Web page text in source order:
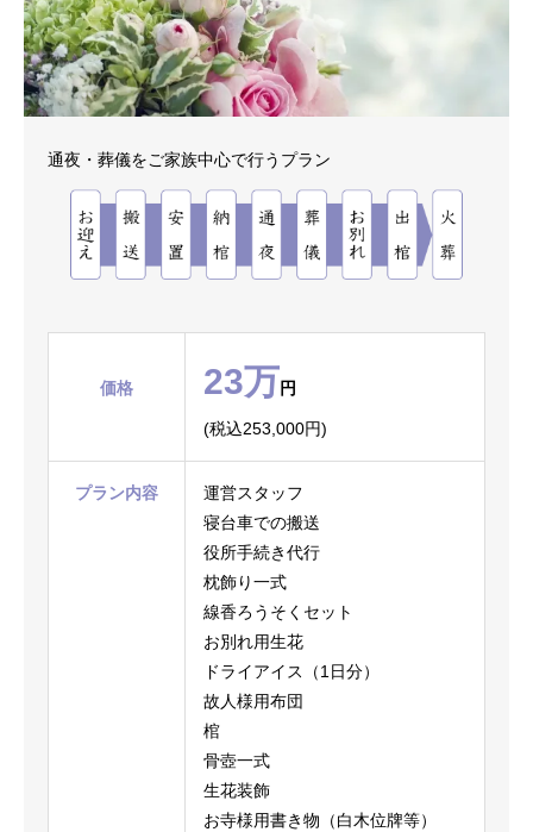
通夜・葬儀をご家族中心で行うプラン
価格 23万円
(税込253,000円)
プラン内容
運営スタッフ
寝台車での搬送
役所手続き代行
枕飾り一式
線香ろうそくセット
お別れ用生花
ドライアイス（1日分）
故人様用布団
棺
骨壺一式
生花装飾
お寺様用書き物（白木位牌等）